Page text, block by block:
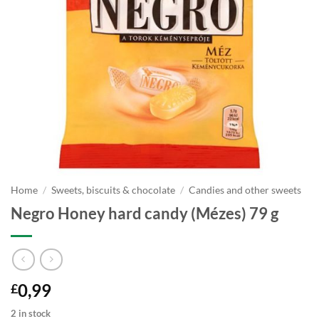
Home / Sweets, biscuits & chocolate / Candies and other sweets
Negro Honey hard candy (Mézes) 79 g
£0,99
2 in stock